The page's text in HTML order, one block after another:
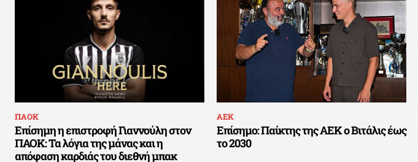
ΠΑΟΚ
Επίσημη η επιστροφή Γιαννούλη στον
ΠΑΟΚ: Τα λόγια της μάνας και η
απόφαση καρδιάς του διεθνή μπακ
ΑΕΚ
Επίσημο: Παίκτης της ΑΕΚ ο Βιτάλις έως
το 2030